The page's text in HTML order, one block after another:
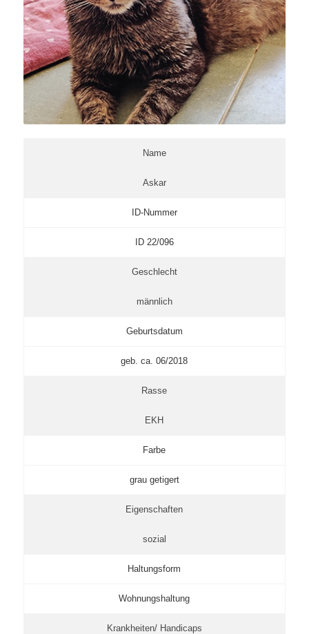
Name
Askar
ID-Nummer
ID 22/096
Geschlecht
männlich
Geburtsdatum
geb. ca. 06/2018
Rasse
EKH
Farbe
grau getigert
Eigenschaften
sozial
Haltungsform
Wohnungshaltung
Krankheiten/ Handicaps